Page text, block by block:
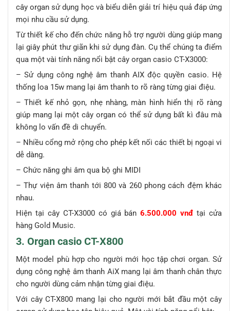
cây organ sử dụng học và biểu diễn giải trí hiệu quả đáp ứng
mọi nhu cầu sử dụng.
Từ thiết kế cho đến chức năng hỗ trợ người dùng giúp mang
lại giây phút thư giãn khi sử dụng đàn. Cụ thể chúng ta điểm
qua một vài tính năng nổi bật cây organ casio CT-X3000:
– Sử dụng công nghệ âm thanh AIX độc quyền casio. Hệ
thống loa 15w mang lại âm thanh to rõ ràng từng giai điệu.
– Thiết kế nhỏ gọn, nhẹ nhàng, màn hình hiển thị rõ ràng
giúp mang lại một cây organ có thể sử dụng bất kì đâu mà
không lo vấn đề di chuyển.
– Nhiều cổng mở rộng cho phép kết nối các thiết bị ngoại vi
dễ dàng.
– Chức năng ghi âm qua bộ ghi MIDI
– Thự viện âm thanh tới 800 và 260 phong cách đệm khác
nhau.
Hiện tại cây CT-X3000 có giá bán6.500.000 vnđ tại cửa
hàng Gold Music.
3. Organ casio CT-X800
Một model phù hợp cho người mới học tập chơi organ. Sử
dụng công nghệ âm thanh AiX mang lại âm thanh chân thực
cho người dùng cảm nhận từng giai điệu.
Với cây CT-X800 mang lại cho người mới bắt đầu một cây